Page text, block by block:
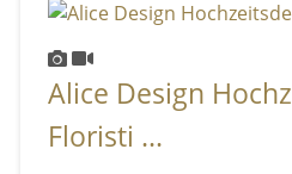
Alice Design
Floristi ...